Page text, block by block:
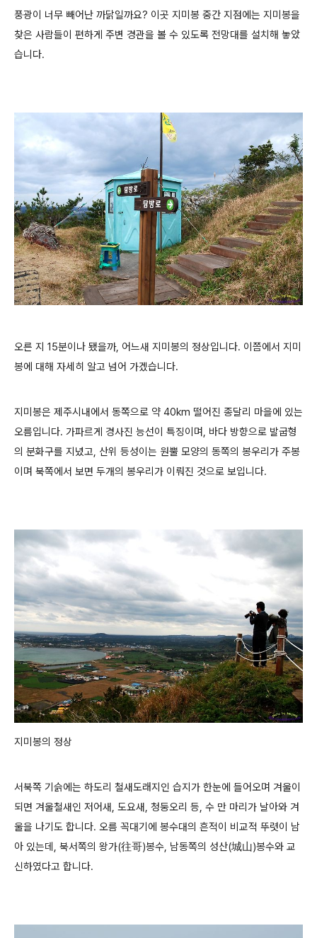
풍광이 너무 빼어난 까닭일까요? 이곳 지미봉 중간 지점에는 지미봉을
찾은 사람들이 편하게 주변 경관을 볼 수 있도록 전망대를 설치해 놓았
습니다.
오른 지 15분이나 됐을까, 어느새 지미봉의 정상입니다. 이쯤에서 지미
봉에 대해 자세히 알고 넘어 가겠습니다.
지미봉은 제주시내에서 동쪽으로 약 40km 떨어진 종달리 마을에 있는
오름입니다. 가파르게 경사진 능선이 특징이며, 바다 방향으로 발굽형
의 분화구를 지녔고, 산위 등성이는 원뿔 모양의 동쪽의 봉우리가 주봉
이며 북쪽에서 보면 두개의 봉우리가 이뤄진 것으로 보입니다.
지미봉의 정상
서북쪽 기슭에는 하도리 철새도래지인 습지가 한눈에 들어오며 겨울이
되면 겨울철새인 저어새, 도요새, 청둥오리 등, 수 만 마리가 날아와 겨
울을 나기도 합니다. 오름 꼭대기에 봉수대의 흔적이 비교적 뚜렷이 남
아 있는데, 북서쪽의 왕가(往哥)봉수, 남동쪽의 성산(城山)봉수와 교
신하였다고 합니다.